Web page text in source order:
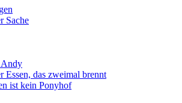
Sache
Essen, das zweimal brennt
ist kein Ponyhof